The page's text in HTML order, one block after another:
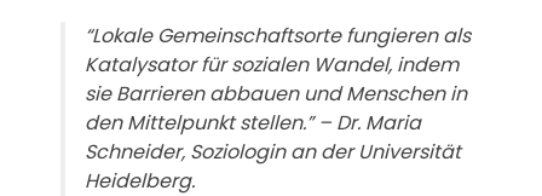
“Lokale Gemeinschaftsorte fungieren als
Katalysator für sozialen Wandel, indem
sie Barrieren abbauen und Menschen in
den Mittelpunkt stellen.” – Dr. Maria
Schneider, Soziologin an der Universität
Heidelberg.